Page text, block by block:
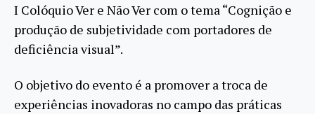
I Colóquio Ver e Não Ver com o tema “Cognição e
produção de subjetividade com portadores de
deficiência visual”.
O objetivo do evento é a promover a troca de
experiências inovadoras no campo das práticas